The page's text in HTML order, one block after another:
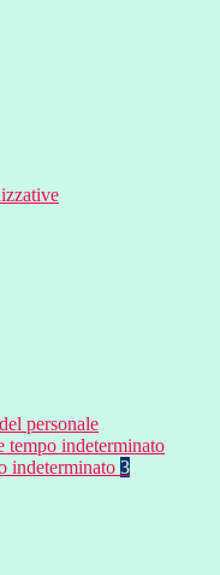
personale
tempo indeterminato
indeterminato 3